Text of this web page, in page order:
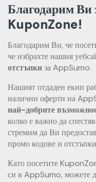
Благодарим Ви
KuponZone!
Благодарим Ви, че
че избрахте нашия
отстъпкиза AppSumo.
Нашият отдаден екип
налични оферти на
най-добрите
колко е важно да
стремим да Ви
промо кодове и
Като посетите
си в AppSumo, можете